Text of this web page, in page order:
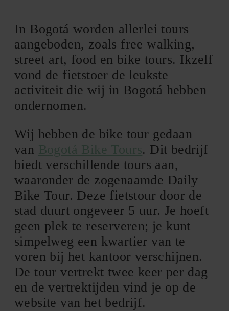
In Bogotá worden allerlei tours
aangeboden, zoals free walking,
street art, food en bike tours. Ikzelf
vond de fietstoer de leukste
activiteit die wij in Bogotá hebben
ondernomen.
Wij hebben de bike tour gedaan
van Bogotá Bike Tours. Dit bedrijf
biedt verschillende tours aan,
waaronder de zogenaamde Daily
Bike Tour. Deze fietstour door de
stad duurt ongeveer 5 uur. Je hoeft
geen plek te reserveren; je kunt
simpelweg een kwartier van te
voren bij het kantoor verschijnen.
De tour vertrekt twee keer per dag
en de vertrektijden vind je op de
website van het bedrijf.